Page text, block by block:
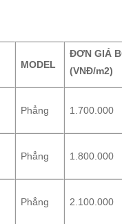
MODEL
ĐƠN GIÁ
(VNĐ/m2)
Phẳng 1.700.000
Phẳng 1.800.000
Phẳng 2.100.000